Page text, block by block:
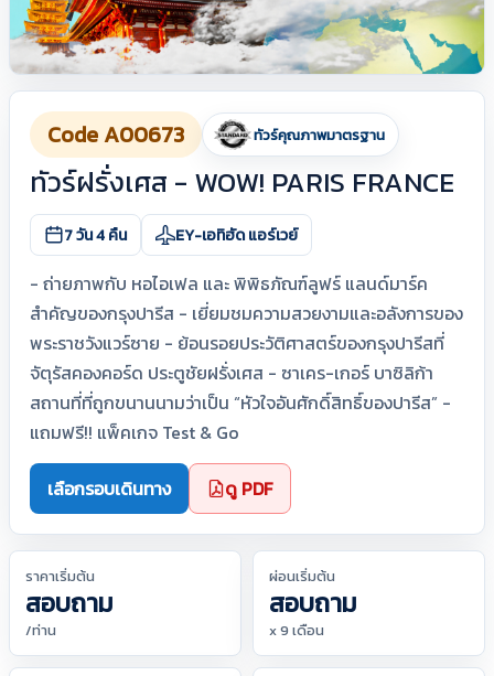
Code A00673 ทัวร์คุณภาพมาตรฐาน
ทัวร์ฝรั่งเศส - WOW! PARIS FRANCE
7 วัน 4 คืน EY-เอทิฮัด แอร์เวย์
- ถ่ายภาพกับ หอไอเฟล และ พิพิธภัณฑ์ลูฟร์ แลนด์มาร์ค
สำคัญของกรุงปารีส - เยี่ยมชมความสวยงามและอลังการของ
พระราชวังแวร์ซาย - ย้อนรอยประวัติศาสตร์ของกรุงปารีสที่
จัตุรัสคองคอร์ด ประตูชัยฝรั่งเศส - ซาเคร-เกอร์ บาซิลิก้า
สถานที่ที่ถูกขนานนามว่าเป็น “หัวใจอันศักดิ์สิทธิ์ของปารีส” -
แถมฟรี!! แพ็คเกจ Test & Go
เลือกรอบเดินทาง ดู PDF
ราคาเริ่มต้น
สอบถาม
/ท่าน
ผ่อนเริ่มต้น
สอบถาม
x 9 เดือน